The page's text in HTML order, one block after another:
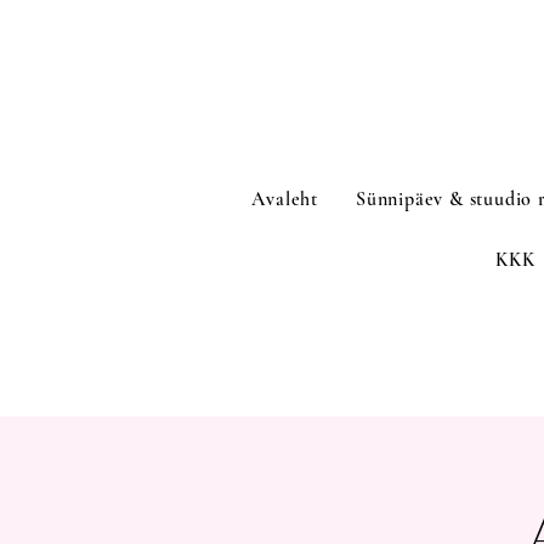
Avaleht Sünnipäev & stuudio
KKK